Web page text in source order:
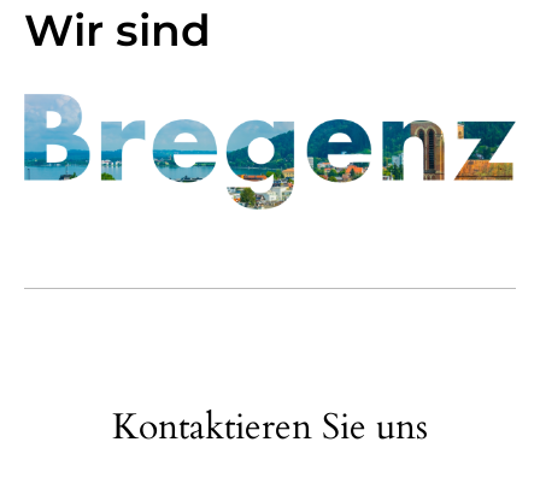
Wir sind
Kontaktieren Sie uns